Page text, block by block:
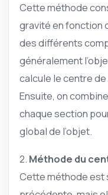
Cette méthode
gravité en fonction
des différents
généralement
calcule le centre
Ensuite, on
chaque section
global de l’objet.
2. Méthode du
Cette méthode est